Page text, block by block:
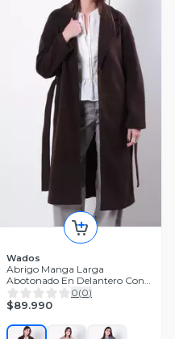
Wados
Abrigo Manga Larga
Abotonado En Delantero Con
Lazo En Cintura
0(0)
$89.990